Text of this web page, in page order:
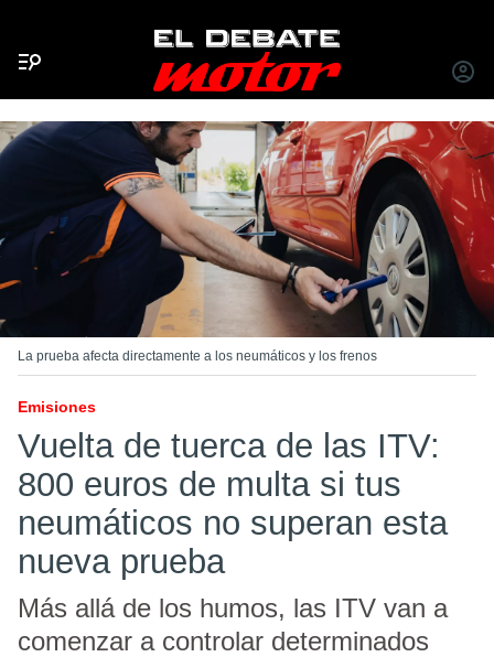
INICIAR
La prueba afecta directamente a los neumáticos y los frenos
Emisiones
Vuelta de tuerca de las ITV:
800 euros de multa si tus
neumáticos no superan esta
nueva prueba
Más allá de los humos, las ITV van a
comenzar a controlar determinados